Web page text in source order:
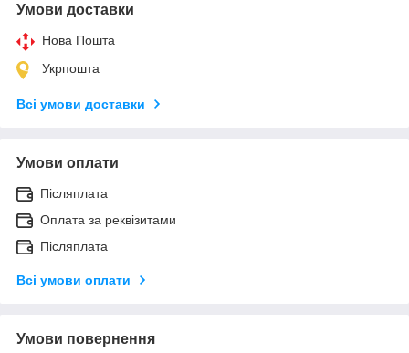
Умови доставки
Нова Пошта
Укрпошта
Всі умови доставки
Умови оплати
Післяплата
Оплата за реквізитами
Післяплата
Всі умови оплати
Умови повернення